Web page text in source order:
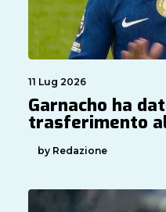
11 Lug 2026
Garnacho ha
trasferimento
by Redazione